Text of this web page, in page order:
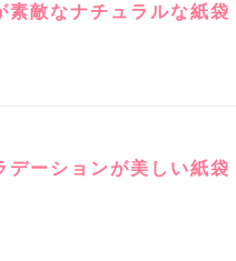
素敵なナチュラルな紙袋
デーションが美しい紙袋